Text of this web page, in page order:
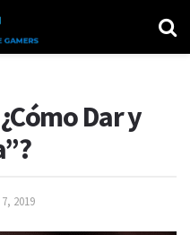
Dar y
2019